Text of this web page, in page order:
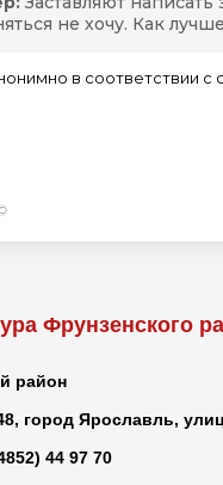
Фрунзенского
район
город Ярославль,
44 97 70